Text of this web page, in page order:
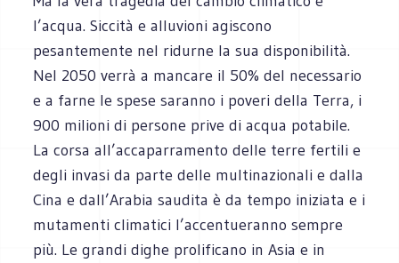
l’acqua. Siccità e alluvioni agiscono
pesantemente nel ridurne la sua disponibilità.
Nel 2050 verrà a mancare il 50% del necessario
e a farne le spese saranno i poveri della Terra, i
900 milioni di persone prive di acqua potabile.
La corsa all’accaparramento delle terre fertili e
degli invasi da parte delle multinazionali e dalla
Cina e dall’Arabia saudita è da tempo iniziata e i
mutamenti climatici l’accentueranno sempre
più. Le grandi dighe prolificano in Asia e in